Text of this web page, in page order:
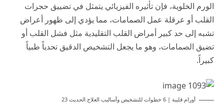
الورم الخلوية، فإن تأثيره الفيزيائي يتمثل في تضييق حجرات
القلب أو عرقلة عمل الصمامات، مما يؤدي إلى ظهور أعراض
تشبه إلى حد كبير أمراض القلب التقليدية مثل فشل القلب أو
تضيق الصمامات، وهو ما يجعل التشخيص الدقيق تحدياً طبياً
كبيراً.
أورام قلبية | 6 خطوات للتشخيص وأساليب العلاج الحديث 23